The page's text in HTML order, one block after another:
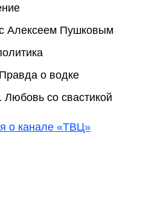
Алексеем Пушковым
о водке
Любовь со свастикой
о канале «ТВЦ»